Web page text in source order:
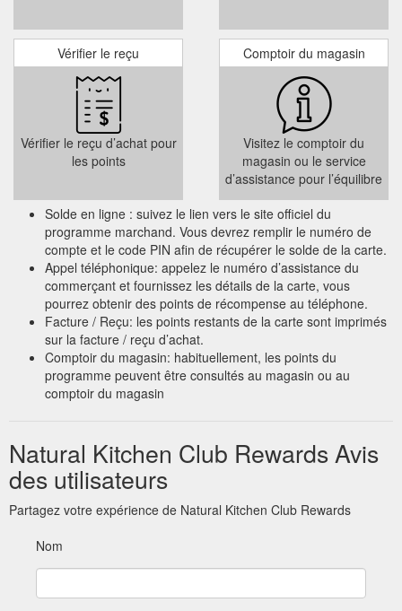
Vérifier le reçu
Vérifier le reçu d’achat pour
les points
Comptoir du magasin
Visitez le comptoir du
magasin ou le service
d’assistance pour l’équilibre
Solde en ligne : suivez le lien vers le site officiel du
programme marchand. Vous devrez remplir le numéro de
compte et le code PIN afin de récupérer le solde de la carte.
Appel téléphonique: appelez le numéro d’assistance du
commerçant et fournissez les détails de la carte, vous
pourrez obtenir des points de récompense au téléphone.
Facture / Reçu: les points restants de la carte sont imprimés
sur la facture / reçu d’achat.
Comptoir du magasin: habituellement, les points du
programme peuvent être consultés au magasin ou au
comptoir du magasin
Natural Kitchen Club Rewards Avis
des utilisateurs
Partagez votre expérience de Natural Kitchen Club Rewards
Nom